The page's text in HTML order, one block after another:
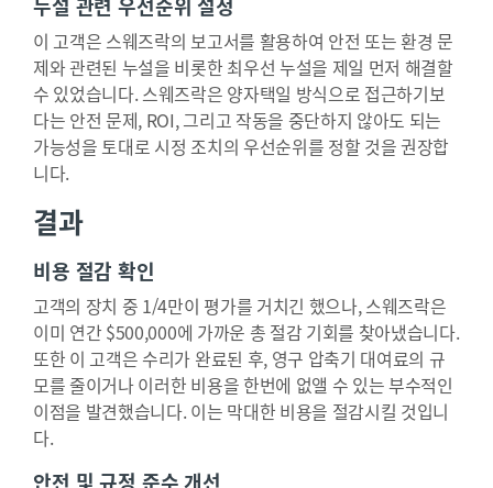
이 고객은 스웨즈락의 보고서를 활용하여 안전 또는 환경 문
제와 관련된 누설을 비롯한 최우선 누설을 제일 먼저 해결할
수 있었습니다. 스웨즈락은 양자택일 방식으로 접근하기보
다는 안전 문제, ROI, 그리고 작동을 중단하지 않아도 되는
가능성을 토대로 시정 조치의 우선순위를 정할 것을 권장합
니다.
결과
비용 절감 확인
고객의 장치 중 1/4만이 평가를 거치긴 했으나, 스웨즈락은
이미 연간 $500,000에 가까운 총 절감 기회를 찾아냈습니다.
또한 이 고객은 수리가 완료된 후, 영구 압축기 대여료의 규
모를 줄이거나 이러한 비용을 한번에 없앨 수 있는 부수적인
이점을 발견했습니다. 이는 막대한 비용을 절감시킬 것입니
다.
안전 및 규정 준수 개선